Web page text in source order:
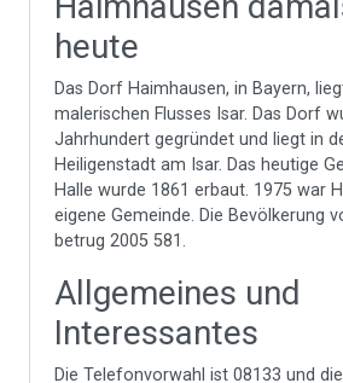
heute
Das Dorf Haimhausen, in Bayern,
malerischen Flusses Isar. Das Dorf
Jahrhundert gegründet und liegt in
Heiligenstadt am Isar. Das heutige
Halle wurde 1861 erbaut. 1975 war
eigene Gemeinde. Die Bevölkerung
betrug 2005 581.
Allgemeines und
Interessantes
Die Telefonvorwahl ist 08133 und